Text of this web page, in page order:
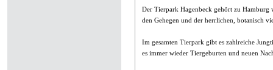
Der Tierpark Hagenbeck gehört zu
den Gehegen und der herrlichen, botanisch
Im gesamten Tierpark gibt es zahlreiche
es immer wieder Tiergeburten und neuen